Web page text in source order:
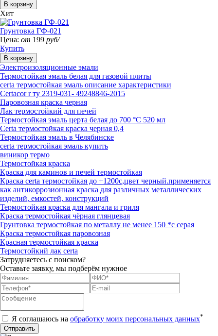
Хит
Грунтовка ГФ-021
Цена: от 199 руб/
Купить
Электроизоляционные эмали
Термостойкая эмаль белая для газовой плиты
certa термостойкая эмаль описание характеристики
Certacor r ту 2319-031- 49248846-2015
Паровозная краска черная
Лак термостойкий для печей
Термостойкая эмаль церта белая до 700 °C 520 мл
Certa термостойкая краска черная 0,4
Термостойкая эмаль в Челябинске
certa термостойкая эмаль купить
виникор термо
Термостойкая краска
Краска для каминов и печей термостойкая
Краска certa термостойкая до +1200с,цвет черный.применяется
как антикоррозионная краска для различных металлических
изделий, емкостей, конструкций
Термостойкая краска для мангала и гриля
Краска термостойкая чёрная глянцевая
Грунтовка термостойкая по металлу не менее 150 *с серая
Краска термостойкая паровозная
Красная термостойкая краска
Термостойкий лак certa
Затрудняетесь с поиском?
Оставьте заявку, мы подберём нужное
Я соглашаюсь на обработку моих персональных данных*